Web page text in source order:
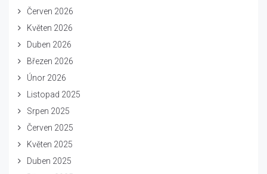
Červen 2026
Květen 2026
Duben 2026
Březen 2026
Únor 2026
Listopad 2025
Srpen 2025
Červen 2025
Květen 2025
Duben 2025